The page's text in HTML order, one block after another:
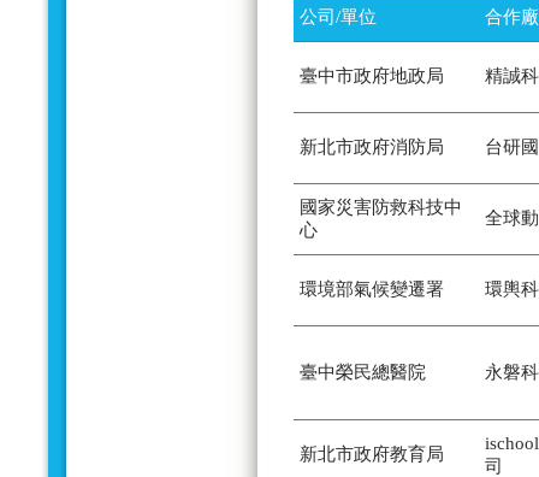
公司/單位 合作
臺中市政府地政局 精誠
新北市政府消防局 台研
國家災害防救科技中
心
全球
環境部氣候變遷署 環輿
臺中榮民總醫院 永磐
新北市政府教育局
司